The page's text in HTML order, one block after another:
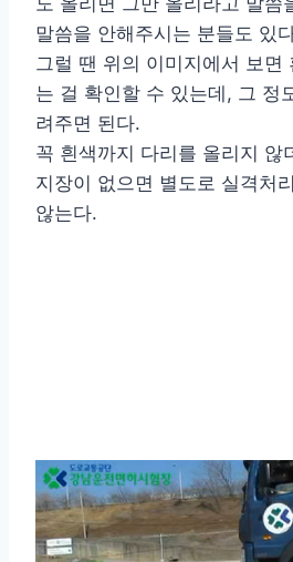
말씀을 안해주시는 분들도 있
그럴 땐 위의 이미지에서 보면
는 걸 확인할 수 있는데, 그 정
려주면 된다.
꼭 흰색까지 다리를 올리지 않
지장이 없으면 별도로 실격처
않는다.